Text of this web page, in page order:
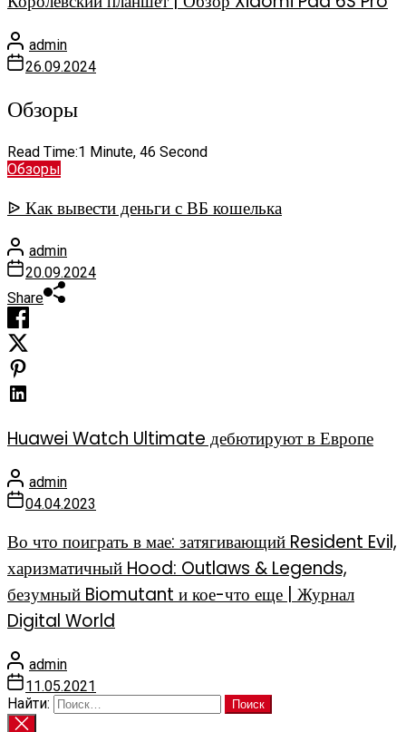
admin
26.09.2024
Обзоры
Read Time:1 Minute, 46 Second
Обзоры
ᐉ Как вывести деньги с ВБ кошелька
admin
20.09.2024
Share
Huawei Watch Ultimate дебютируют в Европе
admin
04.04.2023
Во что поиграть в мае: затягивающий Resident Evil,
харизматичный Hood: Outlaws & Legends,
безумный Biomutant и кое-что еще | Журнал
Digital World
admin
11.05.2021
Найти: